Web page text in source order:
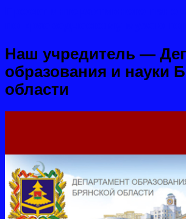
Наш учредитель —
образования и науки
области